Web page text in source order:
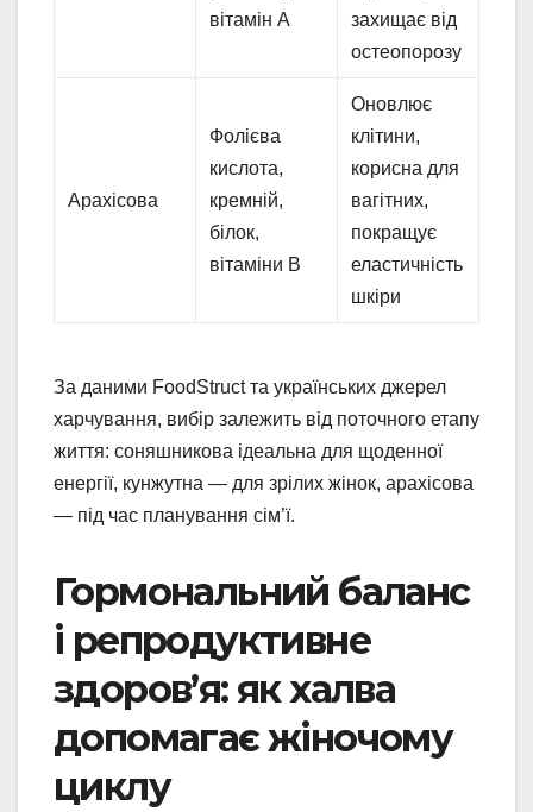
вітамін А
захищає від
остеопорозу
Арахісова
Фолієва
кислота,
кремній,
білок,
вітаміни В
Оновлює
клітини,
корисна для
вагітних,
покращує
еластичність
шкіри
За даними FoodStruct та українських джерел
харчування, вибір залежить від поточного етапу
життя: соняшникова ідеальна для щоденної
енергії, кунжутна — для зрілих жінок, арахісова
— під час планування сім’ї.
Гормональний баланс
і репродуктивне
здоров’я: як халва
допомагає жіночому
циклу